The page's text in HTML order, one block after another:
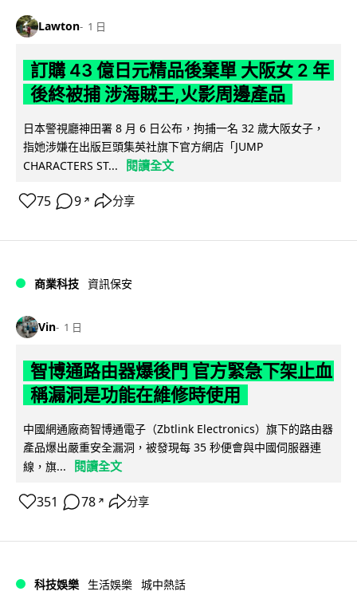
Lawton 1 日
訂購 43 億日元精品後棄單 大阪女 2 年
後終被捕 涉海賊王,火影周邊產品
日本警視廳神田署 8 月 6 日公布，拘捕一名 32 歲大阪女子，
指她涉嫌在出版巨頭集英社旗下官方網店「JUMP
CHARACTERS ST...
閱讀全文
75 9 ↗ 分享
商業科技 資訊保安
Vin 1 日
智博通路由器爆後門 官方緊急下架止血
稱漏洞是功能在維修時使用
中國網通廠商智博通電子（Zbtlink Electronics）旗下的路由器
產品爆出嚴重安全漏洞，被發現每 35 秒便會與中國伺服器連
線，旗...
閱讀全文
351 78 ↗ 分享
科技娛樂 生活娛樂 城中熱話